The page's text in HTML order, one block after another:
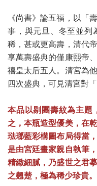
《尚書》論五福，以「
事，與元旦、冬至並列
稀，甚或更高壽，清代
享萬壽盛典的僅康熙帝
禧皇太后五人。清宮為
四次盛典，可見清宮對
本品以剔團壽紋為主題
之，本瓶造型優美，在
琺瑯藍彩構圖布局得當
是由宮廷畫家親自執筆
精緻細膩，乃盛世之君
之翹楚，極為稀少珍貴。